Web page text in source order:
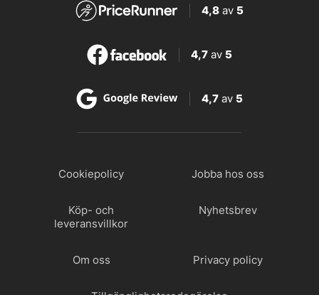
4,8 av 5
4,7 av 5
4,7 av 5
Cookiepolicy Jobba hos oss
Köp- och
leveransvillkor
Nyhetsbrev
Om oss Privacy policy